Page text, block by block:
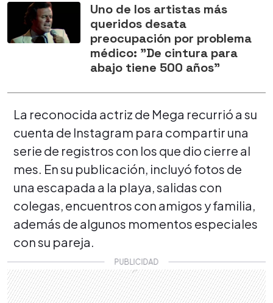
Uno de los artistas más
queridos desata
preocupación por problema
médico: "De cintura para
abajo tiene 500 años"
La reconocida actriz de Mega recurrió a su
cuenta de Instagram para compartir una
serie de registros con los que dio cierre al
mes. En su publicación, incluyó fotos de
una escapada a la playa, salidas con
colegas, encuentros con amigos y familia,
además de algunos momentos especiales
con su pareja.